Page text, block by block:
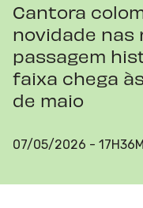
Cantora
novidade nas
passagem
faixa chega
de maio
07/05/2026 -